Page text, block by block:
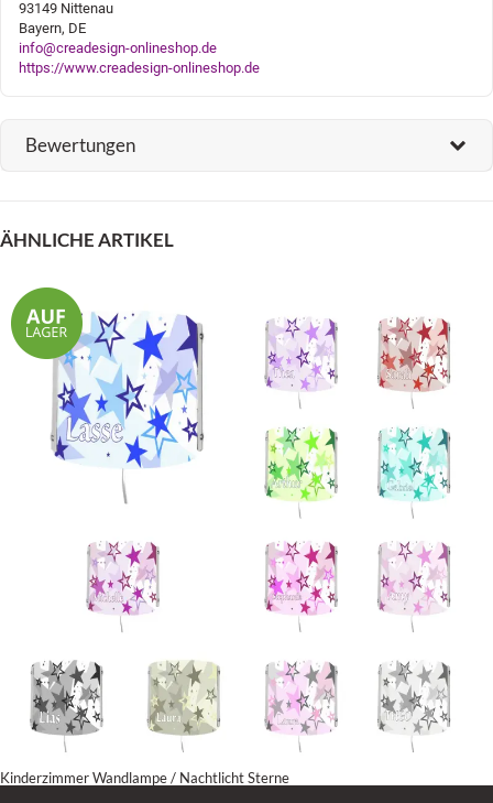
93149 Nittenau
Bayern, DE
info@creadesign-onlineshop.de
https://www.creadesign-onlineshop.de
Bewertungen
ÄHNLICHE ARTIKEL
Kinderzimmer Wandlampe / Nachtlicht Sterne